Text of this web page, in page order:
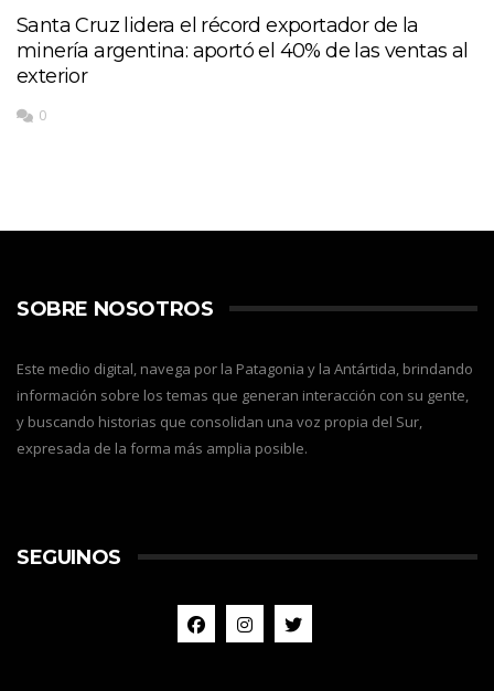
Santa Cruz lidera el récord exportador de la
minería argentina: aportó el 40% de las ventas al
exterior
0
SOBRE NOSOTROS
Este medio digital, navega por la Patagonia y la Antártida, brindando
información sobre los temas que generan interacción con su gente,
y buscando historias que consolidan una voz propia del Sur,
expresada de la forma más amplia posible.
SEGUINOS